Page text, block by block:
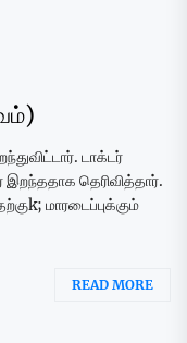
டாக்டர்
தெரிவித்தார்.
மாரடைப்புக்கும்
READ MORE